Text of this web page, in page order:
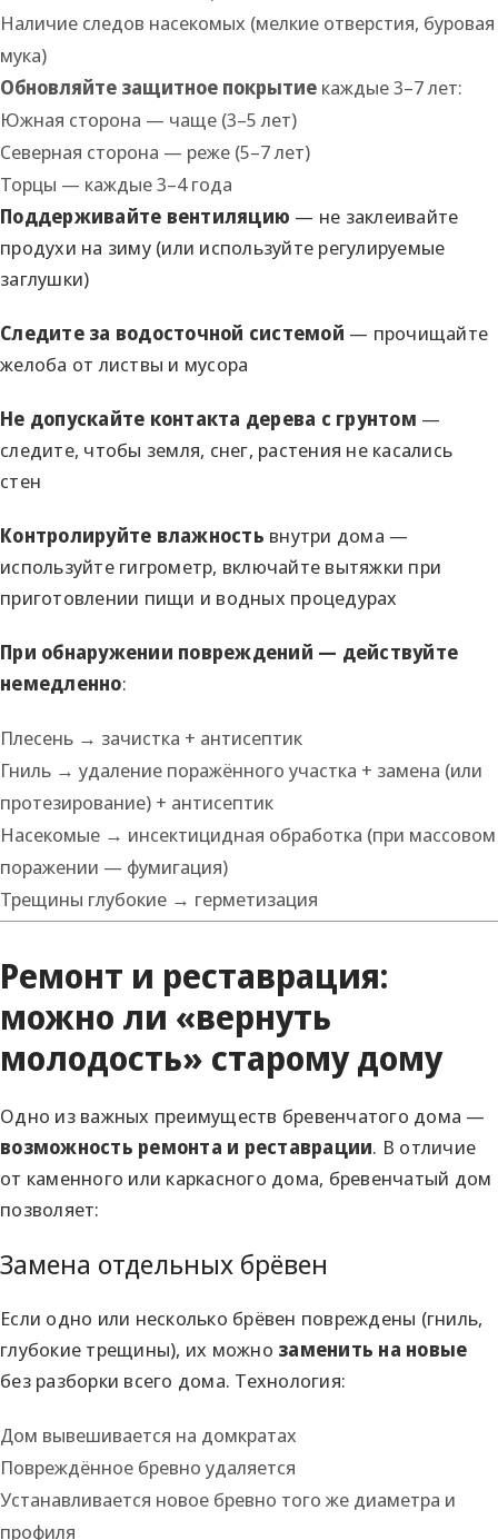
Наличие следов насекомых (мелкие отверстия, буровая
мука)
Обновляйте защитное покрытие каждые 3–7 лет:
Южная сторона — чаще (3–5 лет)
Северная сторона — реже (5–7 лет)
Торцы — каждые 3–4 года
Поддерживайте вентиляцию — не заклеивайте
продухи на зиму (или используйте регулируемые
заглушки)
Следите за водосточной системой — прочищайте
желоба от листвы и мусора
Не допускайте контакта дерева с грунтом —
следите, чтобы земля, снег, растения не касались
стен
Контролируйте влажность внутри дома —
используйте гигрометр, включайте вытяжки при
приготовлении пищи и водных процедурах
При обнаружении повреждений — действуйте
немедленно:
Плесень → зачистка + антисептик
Гниль → удаление поражённого участка + замена (или
протезирование) + антисептик
Насекомые → инсектицидная обработка (при массовом
поражении — фумигация)
Трещины глубокие → герметизация
Ремонт и реставрация:
можно ли «вернуть
молодость» старому дому
Одно из важных преимуществ бревенчатого дома —
возможность ремонта и реставрации. В отличие
от каменного или каркасного дома, бревенчатый дом
позволяет:
Замена отдельных брёвен
Если одно или несколько брёвен повреждены (гниль,
глубокие трещины), их можно заменить на новые
без разборки всего дома. Технология:
Дом вывешивается на домкратах
Повреждённое бревно удаляется
Устанавливается новое бревно того же диаметра и
профиля